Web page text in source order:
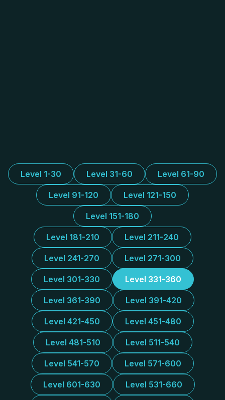
Level 1-30 Level 31-60 Level 61-90
Level 91-120 Level 121-150
Level 151-180
Level 181-210 Level 211-240
Level 241-270 Level 271-300
Level 301-330 Level 331-360
Level 361-390 Level 391-420
Level 421-450 Level 451-480
Level 481-510 Level 511-540
Level 541-570 Level 571-600
Level 601-630 Level 531-660